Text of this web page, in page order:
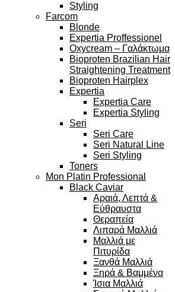
Styling
Farcom
Blonde
Expertia Proffessionel
Oxycream – Γαλάκτωμα
Bioproten Brazilian Hair
Straightening Treatment
Bioproten Hairplex
Expertia
Expertia Care
Expertia Styling
Seri
Seri Care
Seri Natural Line
Seri Styling
Toners
Mon Platin Professional
Black Caviar
Αραιά, Λεπτά &
Εύθραυστα
Θεραπεία
Λιπαρά Μαλλιά
Μαλλιά με
Πιτυρίδα
Ξανθά Μαλλιά
Ξηρά & Βαμμένα
Ίσια Μαλλιά